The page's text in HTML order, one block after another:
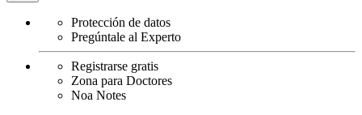
Protección de datos
Pregúntale al Experto
Registrarse gratis
Zona para Doctores
Noa Notes